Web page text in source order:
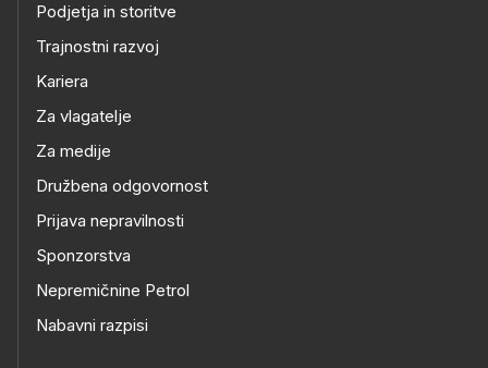
Podjetja in storitve
Trajnostni razvoj
Kariera
Za vlagatelje
Za medije
Družbena odgovornost
Prijava nepravilnosti
Sponzorstva
Nepremičnine Petrol
Nabavni razpisi